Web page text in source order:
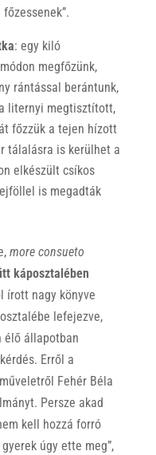
: egy kiló
megfőzünk,
rántással berántunk,
liternyi megtisztított,
főzzük a tejen hízott
tálalásra is kerülhet a
elkészült csíkos
is megadták
more consueto
káposztalében
írott nagy könyve
lefejezve,
élő állapotban
Erről a
Fehér Béla
Persze akad
kell hozzá forró
úgy ette meg”,